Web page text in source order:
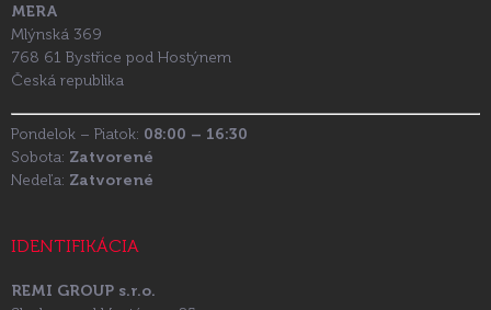
MERA
Mlýnská 369
768 61 Bystřice pod Hostýnem
Česká republika
Pondelok – Piatok: 08:00 – 16:30
Sobota: Zatvorené
Nedeľa: Zatvorené
IDENTIFIKÁCIA
REMI GROUP s.r.o.